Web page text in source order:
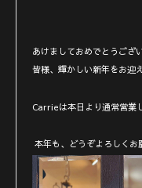
あけましておめでとうござ
皆様、輝かしい新年をお迎
Carrieは本日より通常営業
本年も、どうぞよろしくお